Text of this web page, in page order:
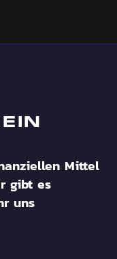
Mittel
gibt es
uns